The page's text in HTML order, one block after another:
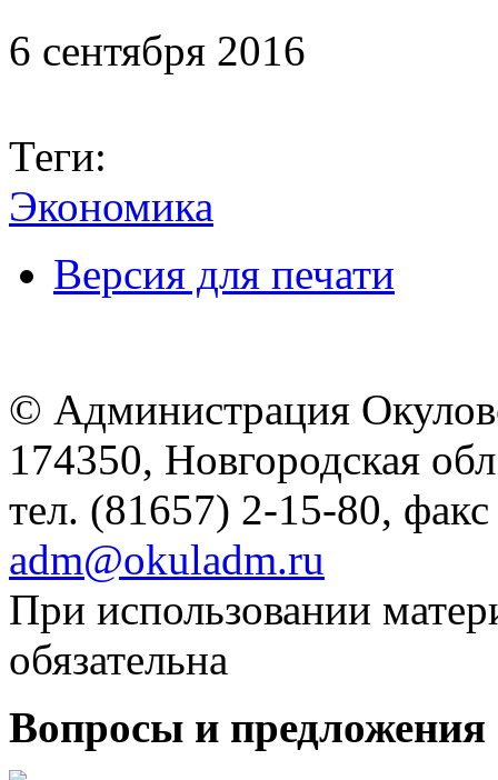
6 сентября 2016
Теги:
Экономика
Версия для печати
© Администрация
174350, Новгородская
тел. (81657) 2-15-80,
adm@okuladm.ru
При использовании
обязательна
Вопросы и